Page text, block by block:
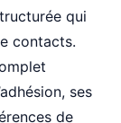
qui
contacts.
ses
de